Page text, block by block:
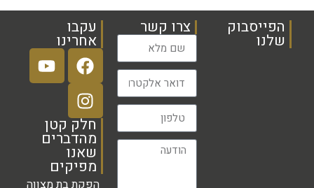
הפייסבוק
שלנו
צרו קשר עקבו
אחרינו
חלק קטן
מהדברים
שאנו
מפיקים